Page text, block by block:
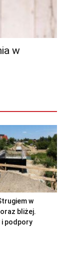
w
w
bliżej.
i podpory